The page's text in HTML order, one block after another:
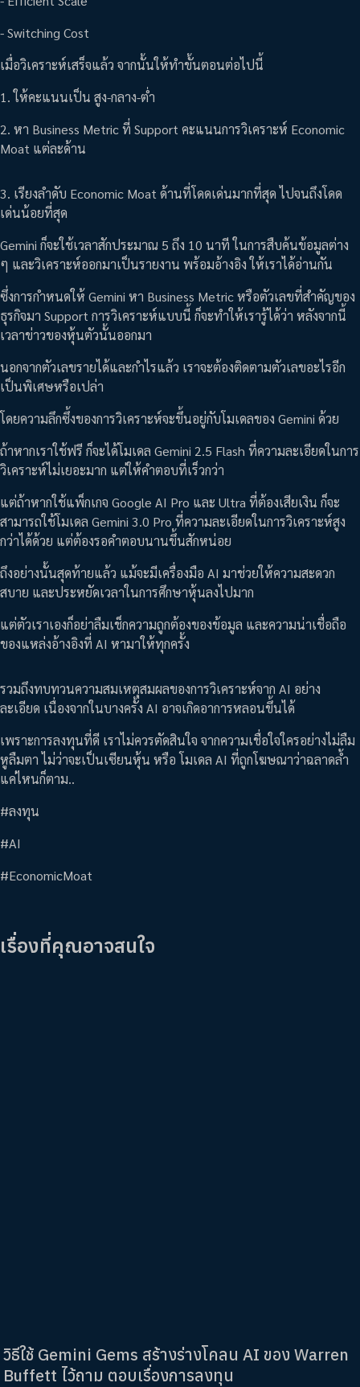
- Switching Cost
เมื่อวิเคราะห์เสร็จแล้ว จากนั้นให้ทำขั้นตอนต่อไปนี้
1. ให้คะแนนเป็น สูง-กลาง-ต่ำ
2. หา Business Metric ที่ Support คะแนนการวิเคราะห์ Economic
Moat แต่ละด้าน
3. เรียงลำดับ Economic Moat ด้านที่โดดเด่นมากที่สุด ไปจนถึงโดด
เด่นน้อยที่สุด
Gemini ก็จะใช้เวลาสักประมาณ 5 ถึง 10 นาที ในการสืบค้นข้อมูลต่าง
ๆ และวิเคราะห์ออกมาเป็นรายงาน พร้อมอ้างอิง ให้เราได้อ่านกัน
ซึ่งการกำหนดให้ Gemini หา Business Metric หรือตัวเลขที่สำคัญของ
ธุรกิจมา Support การวิเคราะห์แบบนี้ ก็จะทำให้เรารู้ได้ว่า หลังจากนี้
เวลาข่าวของหุ้นตัวนั้นออกมา
นอกจากตัวเลขรายได้และกำไรแล้ว เราจะต้องติดตามตัวเลขอะไรอีก
เป็นพิเศษหรือเปล่า
โดยความลึกซึ้งของการวิเคราะห์จะขึ้นอยู่กับโมเดลของ Gemini ด้วย
ถ้าหากเราใช้ฟรี ก็จะได้โมเดล Gemini 2.5 Flash ที่ความละเอียดในการ
วิเคราะห์ไม่เยอะมาก แต่ให้คำตอบที่เร็วกว่า
แต่ถ้าหากใช้แพ็กเกจ Google AI Pro และ Ultra ที่ต้องเสียเงิน ก็จะ
สามารถใช้โมเดล Gemini 3.0 Pro ที่ความละเอียดในการวิเคราะห์สูง
กว่าได้ด้วย แต่ต้องรอคำตอบนานขึ้นสักหน่อย
ถึงอย่างนั้นสุดท้ายแล้ว แม้จะมีเครื่องมือ AI มาช่วยให้ความสะดวก
สบาย และประหยัดเวลาในการศึกษาหุ้นลงไปมาก
แต่ตัวเราเองก็อย่าลืมเช็กความถูกต้องของข้อมูล และความน่าเชื่อถือ
ของแหล่งอ้างอิงที่ AI หามาให้ทุกครั้ง
รวมถึงทบทวนความสมเหตุสมผลของการวิเคราะห์จาก AI อย่าง
ละเอียด เนื่องจากในบางครั้ง AI อาจเกิดอาการหลอนขึ้นได้
เพราะการลงทุนที่ดี เราไม่ควรตัดสินใจ จากความเชื่อใจใครอย่างไม่ลืม
หูลืมตา ไม่ว่าจะเป็นเซียนหุ้น หรือ โมเดล AI ที่ถูกโฆษณาว่าฉลาดล้ำ
แค่ไหนก็ตาม..
#ลงทุน
#AI
#EconomicMoat
เรื่องที่คุณอาจสนใจ
วิธีใช้ Gemini Gems สร้างร่างโคลน AI ของ Warren
Buffett ไว้ถาม ตอบเรื่องการลงทุน